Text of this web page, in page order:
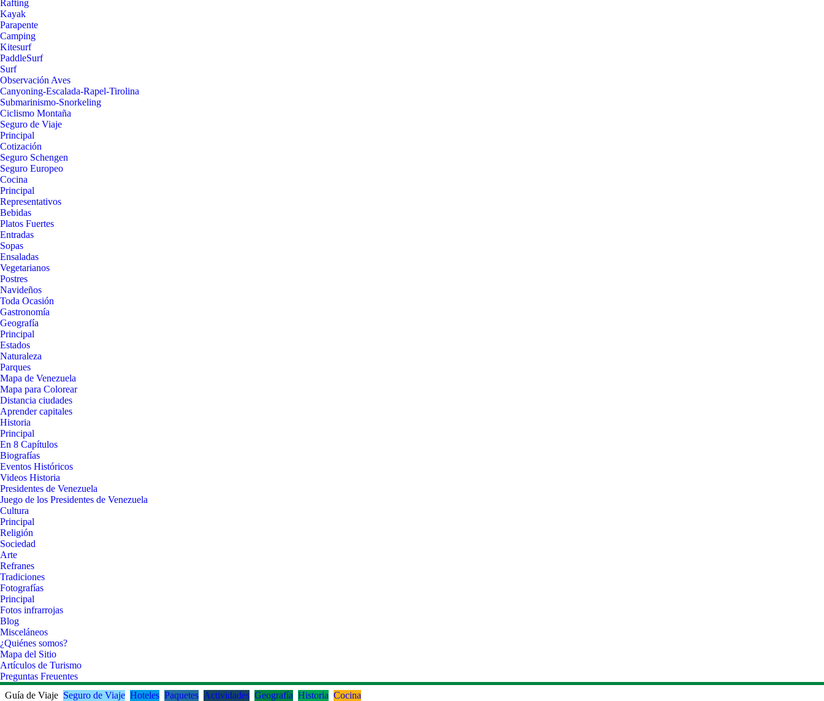
Rafting
Kayak
Parapente
Camping
Kitesurf
PaddleSurf
Surf
Observación Aves
Canyoning-Escalada-Rapel-Tirolina
Submarinismo-Snorkeling
Ciclismo Montaña
Seguro de Viaje
Principal
Cotización
Seguro Schengen
Seguro Europeo
Cocina
Principal
Representativos
Bebidas
Platos Fuertes
Entradas
Sopas
Ensaladas
Vegetarianos
Postres
Navideños
Toda Ocasión
Gastronomía
Geografía
Principal
Estados
Naturaleza
Parques
Mapa de Venezuela
Mapa para Colorear
Distancia ciudades
Aprender capitales
Historia
Principal
En 8 Capítulos
Biografías
Eventos Históricos
Videos Historia
Presidentes de Venezuela
Juego de los Presidentes de Venezuela
Cultura
Principal
Religión
Sociedad
Arte
Refranes
Tradiciones
Fotografías
Principal
Fotos infrarrojas
Blog
Misceláneos
¿Quiénes somos?
Mapa del Sitio
Artículos de Turismo
Preguntas Freuentes
Guía de Viaje Seguro de Viaje Hoteles Paquetes Actividades Geografía Historia Cocina